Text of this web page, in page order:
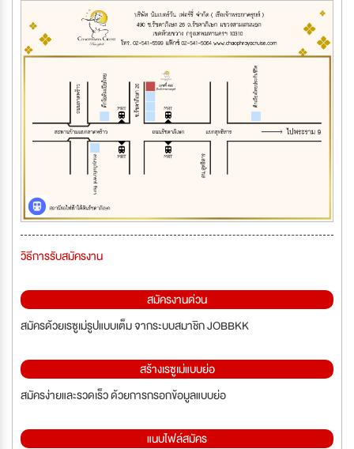
วิธีการรับสมัครงาน
สมัครงานด่วน
สมัครด้วยเรซูเม่รูปแบบเต็ม จากระบบสมาชิก JOBBKK
สร้างเรซูเม่แบบย่อ
สมัครง่ายและรวดเร็ว ด้วยการกรอกข้อมูลแบบย่อ
แนบไฟล์สมัคร